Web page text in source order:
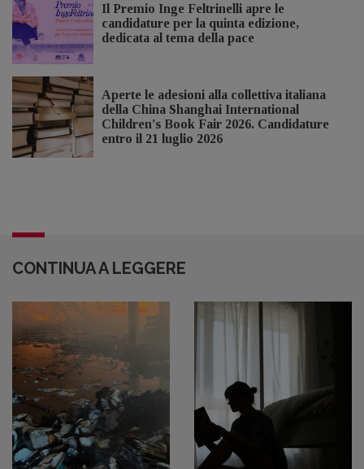
Il Premio Inge Feltrinelli apre le
candidature per la quinta edizione,
dedicata al tema della pace
Aperte le adesioni alla collettiva italiana
della China Shanghai International
Children's Book Fair 2026. Candidature
entro il 21 luglio 2026
CONTINUA A LEGGERE